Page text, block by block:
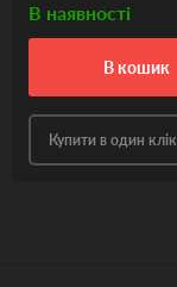
В наявності
в кошик
Купити в один клік